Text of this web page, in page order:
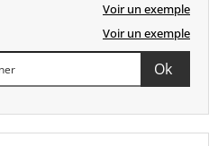
Voir un exemple
Voir un exemple